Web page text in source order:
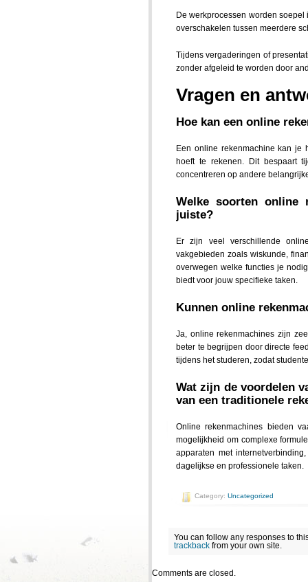
De werkprocessen worden
overschakelen tussen meerdere
Tijdens vergaderingen of
zonder afgeleid te worden door
Vragen en
Hoe kan een online
Een online rekenmachine kan je
hoeft te rekenen. Dit bespaart
concentreren op andere
Welke soorten online
juiste?
Er zijn veel verschillende
vakgebieden zoals wiskunde,
overwegen welke functies je
biedt voor jouw specifieke taken.
Kunnen online
Ja, online rekenmachines zijn
beter te begrijpen door directe
tijdens het studeren, zodat
Wat zijn de voordelen
van een traditionele
Online rekenmachines bieden
mogelijkheid om complexe
apparaten met
dagelijkse en professionele taken.
Category: Uncategorized
You can follow any responses to
trackback from your own site.
Comments are closed.